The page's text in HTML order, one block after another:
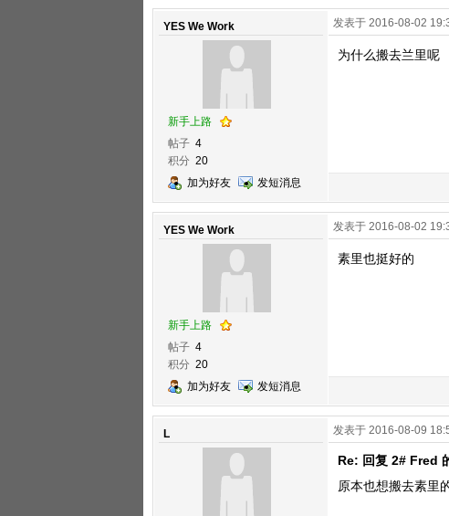
YES We Work
新手上路
帖子 4
积分 20
加为好友
发短消息
发表于 2016-08-02
为什么搬去兰里呢
YES We Work
新手上路
帖子 4
积分 20
加为好友
发短消息
发表于 2016-08-02
素里也挺好的
L 发表于 2016-08-09
Re: 回复 2# Fred
原本也想搬去素里